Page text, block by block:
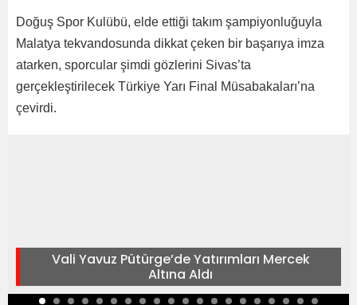
Doğuş Spor Kulübü, elde ettiği takım şampiyonluğuyla
Malatya tekvandosunda dikkat çeken bir başarıya imza
atarken, sporcular şimdi gözlerini Sivas’ta
gerçekleştirilecek Türkiye Yarı Final Müsabakaları’na
çevirdi.
Vali Yavuz Pütürge’de Yatırımları Mercek
Altına Aldı